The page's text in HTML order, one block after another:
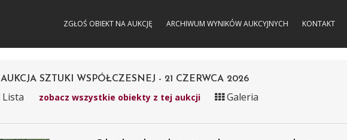
ZGŁOŚ OBIEKT NA AUKCJĘ ARCHIWUM WYNIKÓW AUKCYJNYCH KONTAKT
AUKCJA SZTUKI WSPÓŁCZESNEJ - 21 CZERWCA 2026
Lista zobacz wszystkie obiekty z tej aukcji Galeria